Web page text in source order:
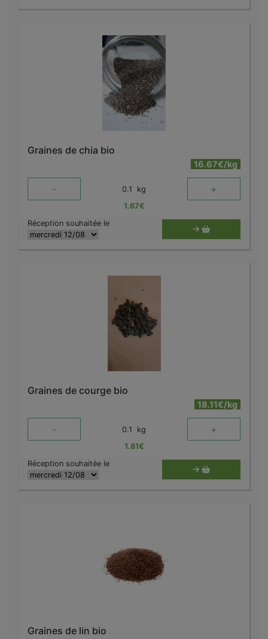
Graines de chia bio
16.67€/kg
- 0.1 kg +
1.67€
Réception souhaitée le
Graines de courge bio
18.11€/kg
- 0.1 kg +
1.81€
Réception souhaitée le
Graines de lin bio